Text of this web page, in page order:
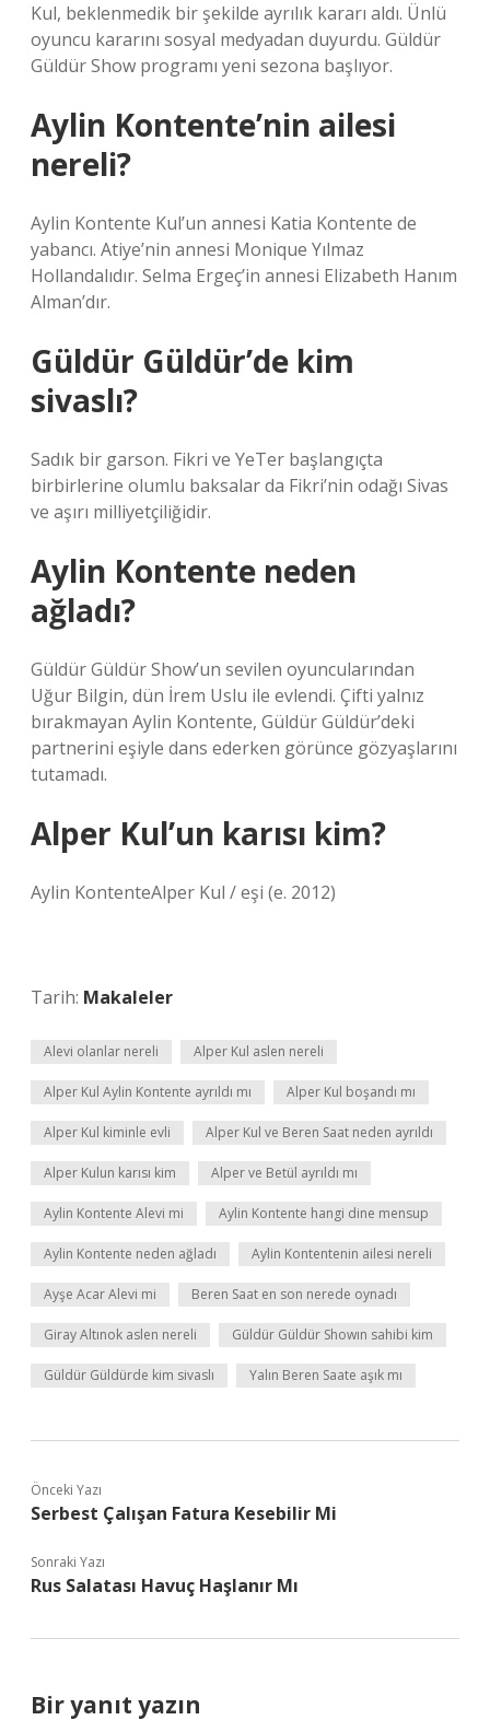
Kul, beklenmedik bir şekilde ayrılık kararı aldı. Ünlü
oyuncu kararını sosyal medyadan duyurdu. Güldür
Güldür Show programı yeni sezona başlıyor.
Aylin Kontente’nin ailesi
nereli?
Aylin Kontente Kul’un annesi Katia Kontente de
yabancı. Atiye’nin annesi Monique Yılmaz
Hollandalıdır. Selma Ergeç’in annesi Elizabeth Hanım
Alman’dır.
Güldür Güldür’de kim
sivaslı?
Sadık bir garson. Fikri ve YeTer başlangıçta
birbirlerine olumlu baksalar da Fikri’nin odağı Sivas
ve aşırı milliyetçiliğidir.
Aylin Kontente neden
ağladı?
Güldür Güldür Show’un sevilen oyuncularından
Uğur Bilgin, dün İrem Uslu ile evlendi. Çifti yalnız
bırakmayan Aylin Kontente, Güldür Güldür’deki
partnerini eşiyle dans ederken görünce gözyaşlarını
tutamadı.
Alper Kul’un karısı kim?
Aylin KontenteAlper Kul / eşi (e. 2012)
Tarih: Makaleler
Alevi olanlar nereli Alper Kul aslen nereli
Alper Kul Aylin Kontente ayrıldı mı Alper Kul boşandı mı
Alper Kul kiminle evli Alper Kul ve Beren Saat neden ayrıldı
Alper Kulun karısı kim Alper ve Betül ayrıldı mı
Aylin Kontente Alevi mi Aylin Kontente hangi dine mensup
Aylin Kontente neden ağladı Aylin Kontentenin ailesi nereli
Ayşe Acar Alevi mi Beren Saat en son nerede oynadı
Giray Altınok aslen nereli Güldür Güldür Showın sahibi kim
Güldür Güldürde kim sivaslı Yalın Beren Saate aşık mı
Önceki Yazı
Serbest Çalışan Fatura Kesebilir Mi
Sonraki Yazı
Rus Salatası Havuç Haşlanır Mı
Bir yanıt yazın